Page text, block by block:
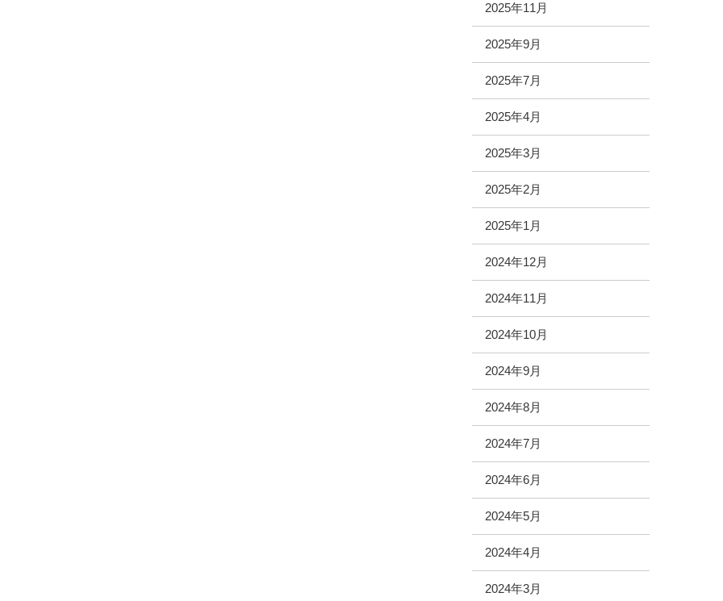
2025年11月
2025年9月
2025年7月
2025年4月
2025年3月
2025年2月
2025年1月
2024年12月
2024年11月
2024年10月
2024年9月
2024年8月
2024年7月
2024年6月
2024年5月
2024年4月
2024年3月